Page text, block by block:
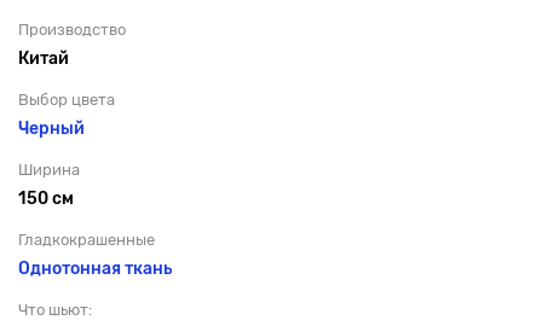
Производство
Китай
Выбор цвета
Черный
Ширина
150 см
Гладкокрашенные
Однотонная ткань
Что шьют: